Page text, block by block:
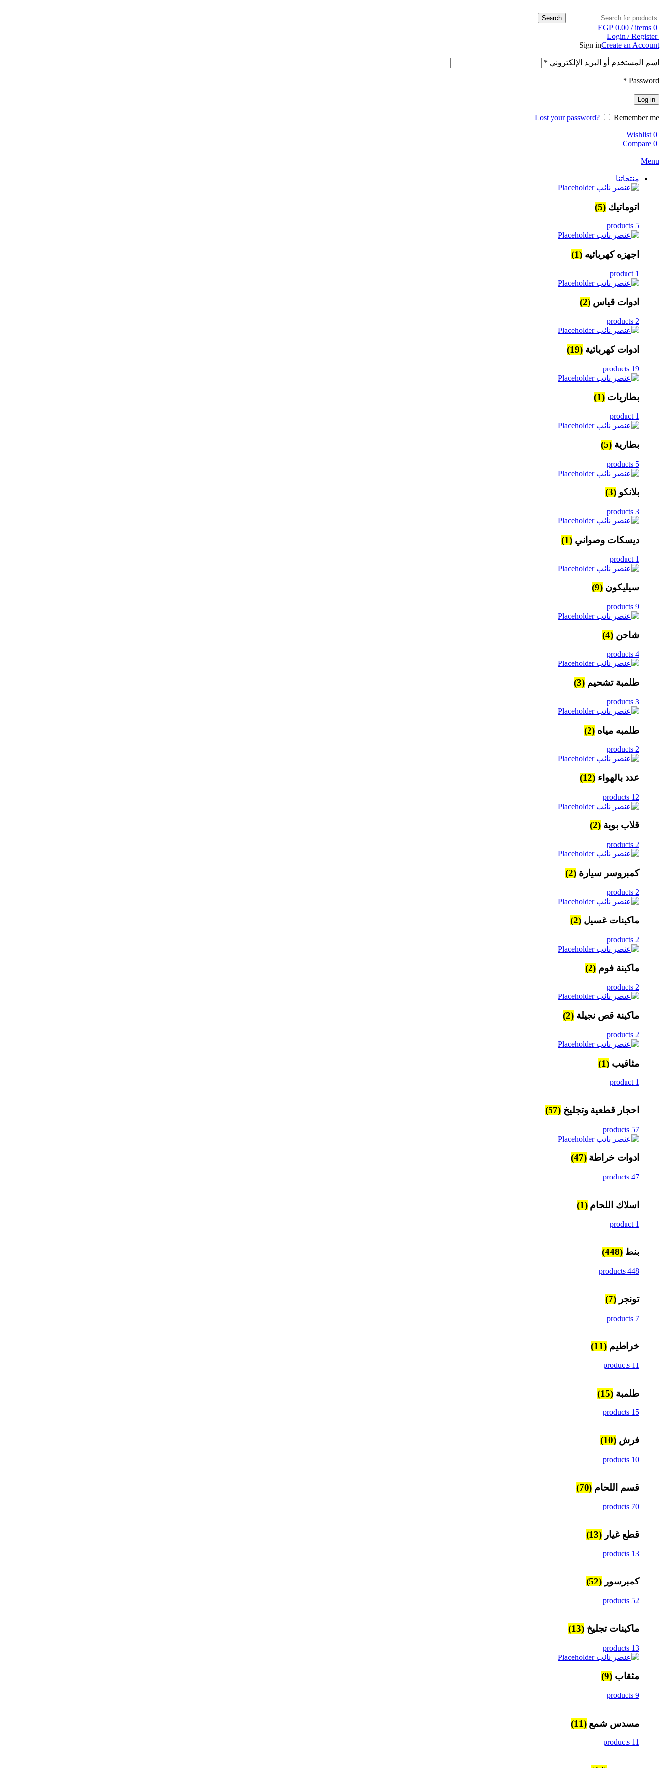
Search
0
items
/
EGP 0.00
Login / Register
Sign inCreate an Account
اسم المستخدم أو البريد الإلكتروني *
Password
*
Log in
Lost your password?
Remember me
0
Wishlist
0
Compare
Menu
منتجاتنا
اتوماتيك (5)
5 products
اجهزه كهربائيه (1)
1 product
ادوات قياس (2)
2 products
ادوات كهربائية (19)
19 products
بطاريات (1)
1 product
بطارية (5)
5 products
بلانكو (3)
3 products
ديسكات وصواني (1)
1 product
سيليكون (9)
9 products
شاحن (4)
4 products
طلمبة تشحيم (3)
3 products
طلمبه مياه (2)
2 products
عدد بالهواء (12)
12 products
قلاب بوية (2)
2 products
كمبروسر سيارة (2)
2 products
ماكينات غسيل (2)
2 products
ماكينة فوم (2)
2 products
ماكينة قص نجيلة (2)
2 products
مثاقيب (1)
1 product
احجار قطعية وتجليخ (57)
57 products
ادوات خراطة (47)
47 products
اسلاك اللحام (1)
1 product
بنط (448)
448 products
تونجر (7)
7 products
خراطيم (11)
11 products
طلمبة (15)
15 products
فرش (10)
10 products
قسم اللحام (70)
70 products
قطع غيار (13)
13 products
كمبرسور (52)
52 products
ماكينات تجليخ (13)
13 products
مثقاب (9)
9 products
مسدس شمع (11)
11 products